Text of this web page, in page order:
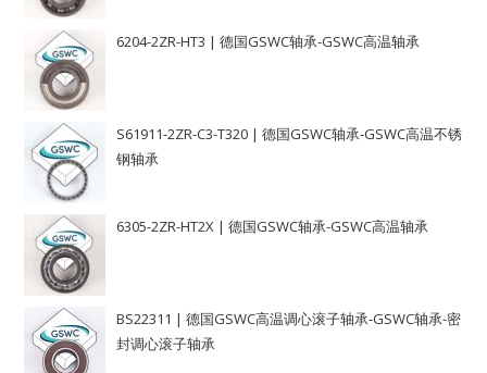
6204-2ZR-HT3 | 德国GSWC轴承-GSWC高温轴承
S61911-2ZR-C3-T320 | 德国GSWC轴承-GSWC高温不锈
钢轴承
6305-2ZR-HT2X | 德国GSWC轴承-GSWC高温轴承
BS22311 | 德国GSWC高温调心滚子轴承-GSWC轴承-密
封调心滚子轴承